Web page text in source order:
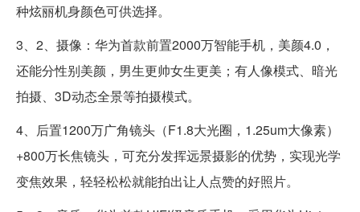
种炫丽机身颜色可供选择。
3、2、摄像：华为首款前置2000万智能手机，美颜4.0，
还能分性别美颜，男生更帅女生更美；有人像模式、暗光
拍摄、3D动态全景等拍摄模式。
4、后置1200万广角镜头（F1.8大光圈，1.25um大像素）
+800万长焦镜头，可充分发挥远景摄影的优势，实现光学
变焦效果，轻轻松松就能拍出让人点赞的好照片。